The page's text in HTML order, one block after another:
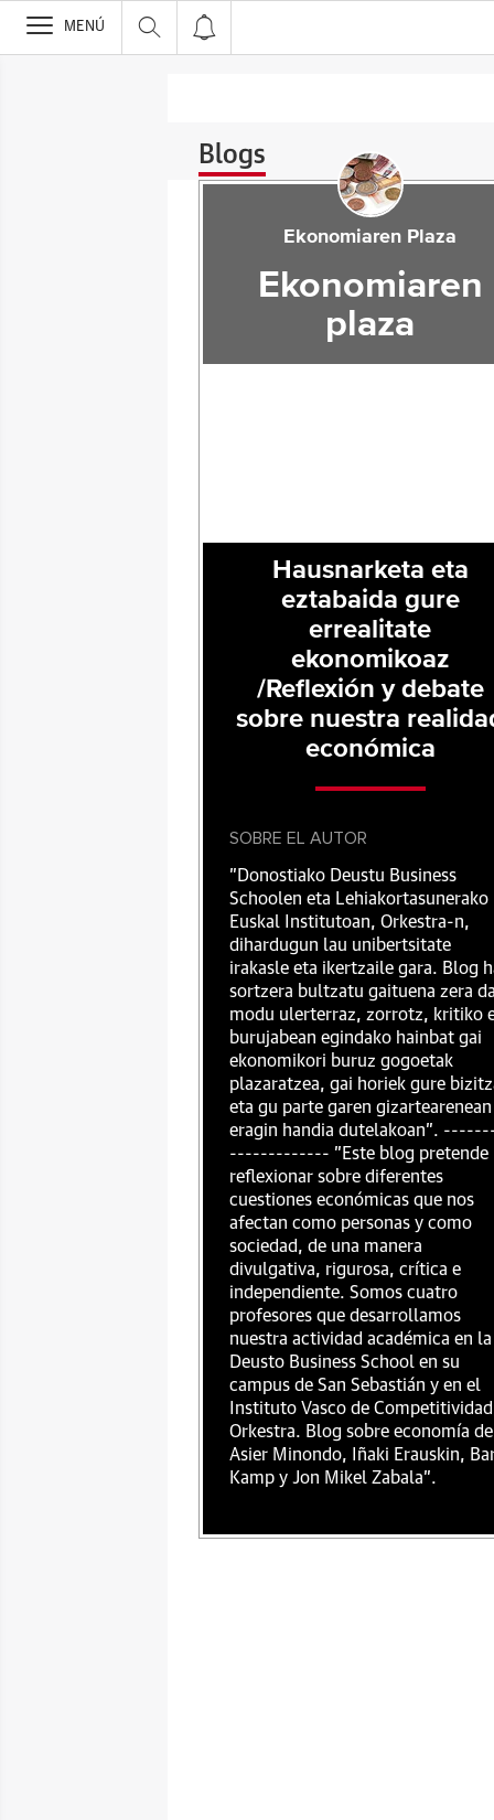
>
MENÚ
Blogs
Ekonomiaren Plaza
Ekonomiaren
plaza
Hausnarketa eta
eztabaida gure
errealitate
ekonomikoaz
/Reflexión y debate
sobre nuestra
económica
SOBRE EL AUTOR
"Donostiako Deustu Business
Schoolen eta Lehiakortasunerako
Euskal Institutoan, Orkestra-n,
dihardugun lau unibertsitate
irakasle eta ikertzaile gara. Blog
sortzera bultzatu gaituena zera
modu ulerterraz, zorrotz, kritiko
burujabean egindako hainbat gai
ekonomikori buruz gogoetak
plazaratzea, gai horiek gure
eta gu parte garen gizartearenean
eragin handia dutelakoan".
------------- "Este blog pretende
reflexionar sobre diferentes
cuestiones económicas que nos
afectan como personas y como
sociedad, de una manera
divulgativa, rigurosa, crítica e
independiente. Somos cuatro
profesores que desarrollamos
nuestra actividad académica en la
Deusto Business School en su
campus de San Sebastián y en el
Instituto Vasco de
Orkestra. Blog sobre economía de
Asier Minondo, Iñaki Erauskin,
Kamp y Jon Mikel Zabala".